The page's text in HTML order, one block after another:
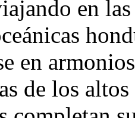
en
en
de los